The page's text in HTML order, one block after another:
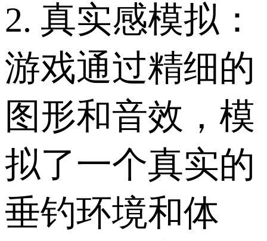
2. 真实感模拟：
游戏通过精细的
图形和音效，模
拟了一个真实的
垂钓环境和体